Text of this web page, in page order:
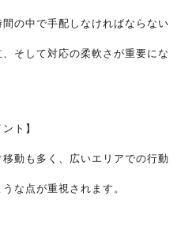
の中で手配しなければならない
そして対応の柔軟さが重要にな
ト】
動も多く、広いエリアでの行動
な点が重視されます。